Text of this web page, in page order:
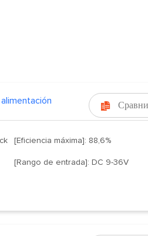

[Eficiencia máxima]: 88,6%
[Rango de entrada]: DC 9-36V